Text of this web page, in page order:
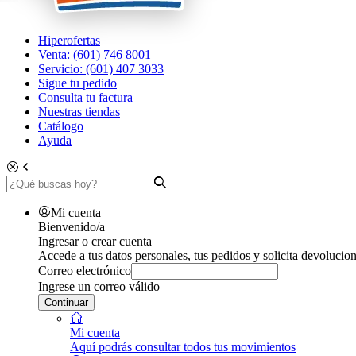
Hiperofertas
Venta: (601) 746 8001
Servicio: (601) 407 3033
Sigue tu pedido
Consulta tu factura
Nuestras tiendas
Catálogo
Ayuda
Mi cuenta
Bienvenido/a
Ingresar o crear cuenta
Accede a tus datos personales, tus pedidos y solicita
Correo electrónico
Ingrese un correo válido
Continuar
Mi cuenta
Aquí podrás consultar todos tus movimientos